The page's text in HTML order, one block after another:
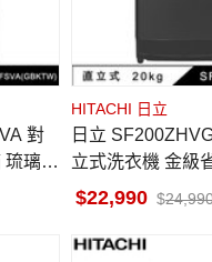
琉璃黑
冰
HITACHI 日立
日立 SF200ZHVGG 20kg 直
立式洗衣機 金級
墨灰
22,990